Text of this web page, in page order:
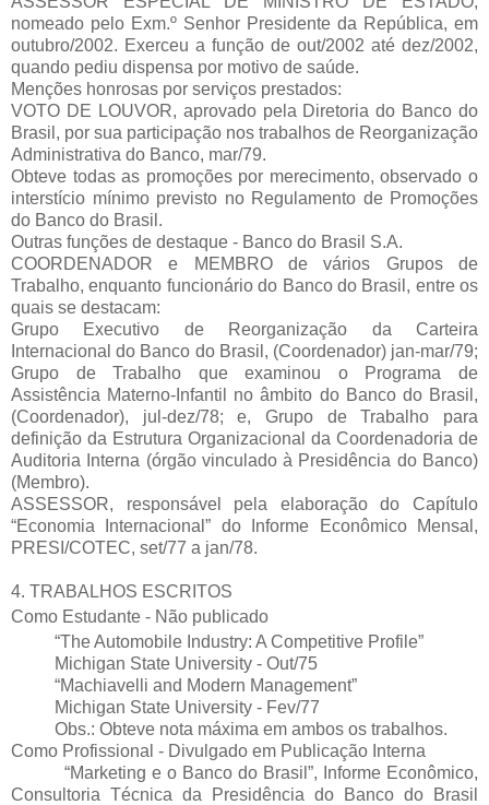
nomeado pelo Exm.º Senhor Presidente da República, em
outubro/2002. Exerceu a função de out/2002 até dez/2002,
quando pediu dispensa por motivo de saúde.
Menções honrosas por serviços prestados:
VOTO DE LOUVOR, aprovado pela Diretoria do Banco do
Brasil, por sua participação nos trabalhos de Reorganização
Administrativa do Banco, mar/79.
Obteve todas as promoções por merecimento, observado o
interstício mínimo previsto no Regulamento de Promoções
do Banco do Brasil.
Outras funções de destaque - Banco do Brasil S.A.
COORDENADOR e MEMBRO de vários Grupos de
Trabalho, enquanto funcionário do Banco do Brasil, entre os
quais se destacam:
Grupo Executivo de Reorganização da Carteira
Internacional do Banco do Brasil, (Coordenador) jan-mar/79;
Grupo de Trabalho que examinou o Programa de
Assistência Materno-Infantil no âmbito do Banco do Brasil,
(Coordenador), jul-dez/78; e, Grupo de Trabalho para
definição da Estrutura Organizacional da Coordenadoria de
Auditoria Interna (órgão vinculado à Presidência do Banco)
(Membro).
ASSESSOR, responsável pela elaboração do Capítulo
“Economia Internacional” do Informe Econômico Mensal,
PRESI/COTEC, set/77 a jan/78.
4. TRABALHOS ESCRITOS
Como Estudante - Não publicado
“The Automobile Industry: A Competitive Profile”
Michigan State University - Out/75
“Machiavelli and Modern Management”
Michigan State University - Fev/77
Obs.: Obteve nota máxima em ambos os trabalhos.
Como Profissional - Divulgado em Publicação Interna
“Marketing e o Banco do Brasil”, Informe Econômico,
Consultoria Técnica da Presidência do Banco do Brasil